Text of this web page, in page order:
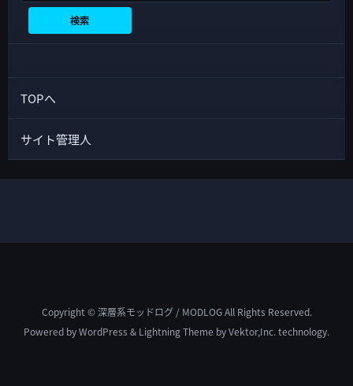
検索
TOPへ
サイト管理人
Copyright © 深層系モッドログ / MODLOG All Rights Reserved.
Powered byWordPress & Lightning Theme by Vektor,Inc. technology.